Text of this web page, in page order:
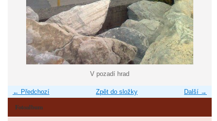
V pozadí hrad
← Předchozí Další →
Zpět do složky
Fotoalbum